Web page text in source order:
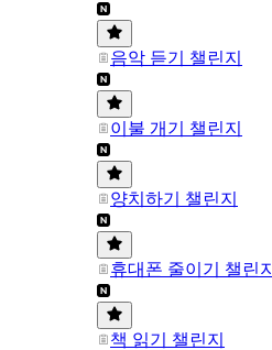
음악 듣기 챌린지
이불 개기 챌린지
양치하기 챌린지
휴대폰 줄이기 챌린지
책 읽기 챌린지